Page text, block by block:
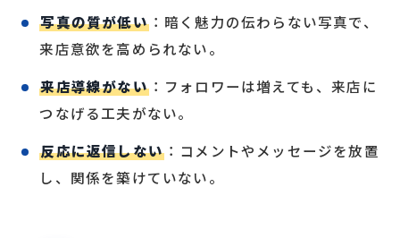
写真の質が低い：暗く魅力の伝わらない写真で、
来店意欲を高められない。
来店導線がない：フォロワーは増えても、来店に
つなげる工夫がない。
反応に返信しない ：コメントやメッセージを放置
し、関係を築けていない。